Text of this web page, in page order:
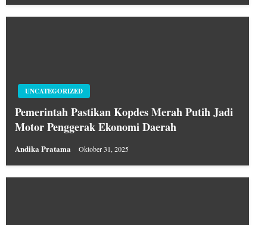
UNCATEGORIZED
Pemerintah Pastikan Kopdes Merah Putih Jadi
Motor Penggerak Ekonomi Daerah
Andika Pratama Oktober 31, 2025